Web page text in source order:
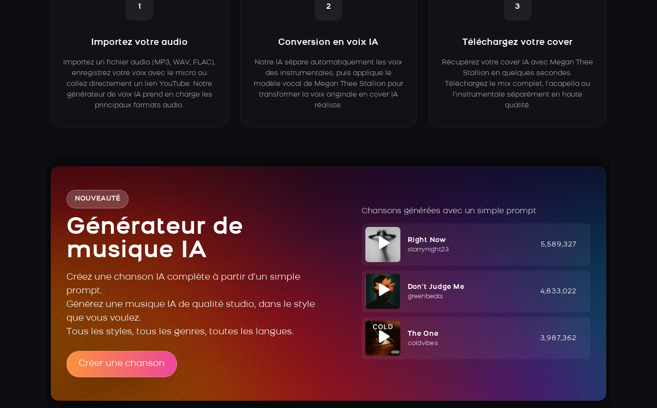
1
Importez votre audio
Importez un fichier audio (MP3, WAV, FLAC),
enregistrez votre voix avec le micro ou
collez directement un lien YouTube. Notre
générateur de voix IA prend en charge les
principaux formats audio.
2
Conversion en voix IA
Notre IA sépare automatiquement les voix
des instrumentales, puis applique le
modèle vocal de Megan Thee Stallion pour
transformer la voix originale en cover IA
réaliste.
3
Téléchargez votre cover
Récupérez votre cover IA avec Megan Thee
Stallion en quelques secondes.
Téléchargez le mix complet, l’acapella ou
l’instrumentale séparément en haute
qualité.
NOUVEAUTÉ
Générateur de
musique IA
Créez une chanson IA complète à partir d’un simple
prompt.
Générez une musique IA de qualité studio, dans le style
que vous voulez.
Tous les styles, tous les genres, toutes les langues.
Créer une chanson
Chansons générées avec un simple prompt
Right Now
starrynight23
5,589,327
Don't Judge Me
greenbeats
4,833,022
The One
coldvibes
3,987,362